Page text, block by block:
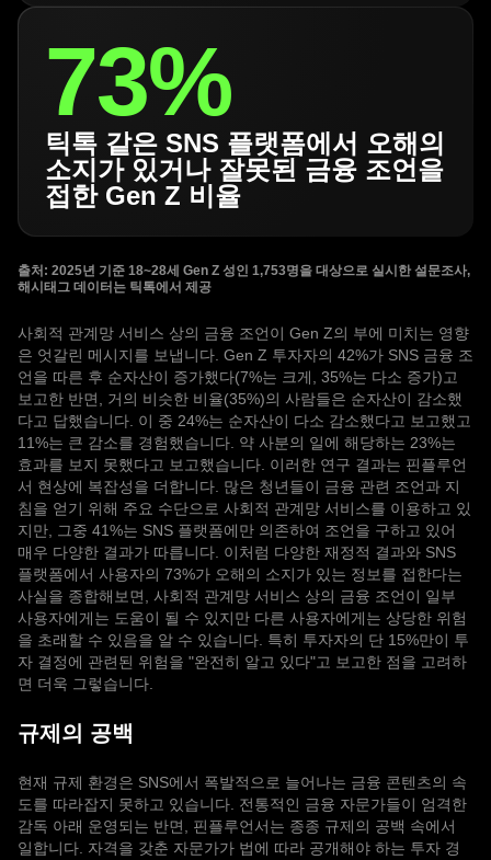
73%
틱톡 같은 SNS 플랫폼에서 오해의
소지가 있거나 잘못된 금융 조언을
접한 Gen Z 비율
출처: 2025년 기준 18~28세 Gen Z 성인 1,753명을 대상으로 실시한 설문조사,
해시태그 데이터는 틱톡에서 제공
사회적 관계망 서비스 상의 금융 조언이 Gen Z의 부에 미치는 영향
은 엇갈린 메시지를 보냅니다. Gen Z 투자자의 42%가 SNS 금융 조
언을 따른 후 순자산이 증가했다(7%는 크게, 35%는 다소 증가)고
보고한 반면, 거의 비슷한 비율(35%)의 사람들은 순자산이 감소했
다고 답했습니다. 이 중 24%는 순자산이 다소 감소했다고 보고했고
11%는 큰 감소를 경험했습니다. 약 사분의 일에 해당하는 23%는
효과를 보지 못했다고 보고했습니다. 이러한 연구 결과는 핀플루언
서 현상에 복잡성을 더합니다. 많은 청년들이 금융 관련 조언과 지
침을 얻기 위해 주요 수단으로 사회적 관계망 서비스를 이용하고 있
지만, 그중 41%는 SNS 플랫폼에만 의존하여 조언을 구하고 있어
매우 다양한 결과가 따릅니다. 이처럼 다양한 재정적 결과와 SNS
플랫폼에서 사용자의 73%가 오해의 소지가 있는 정보를 접한다는
사실을 종합해보면, 사회적 관계망 서비스 상의 금융 조언이 일부
사용자에게는 도움이 될 수 있지만 다른 사용자에게는 상당한 위험
을 초래할 수 있음을 알 수 있습니다. 특히 투자자의 단 15%만이 투
자 결정에 관련된 위험을 "완전히 알고 있다"고 보고한 점을 고려하
면 더욱 그렇습니다.
규제의 공백
현재 규제 환경은 SNS에서 폭발적으로 늘어나는 금융 콘텐츠의 속
도를 따라잡지 못하고 있습니다. 전통적인 금융 자문가들이 엄격한
감독 아래 운영되는 반면, 핀플루언서는 종종 규제의 공백 속에서
일합니다. 자격을 갖춘 자문가가 법에 따라 공개해야 하는 투자 경